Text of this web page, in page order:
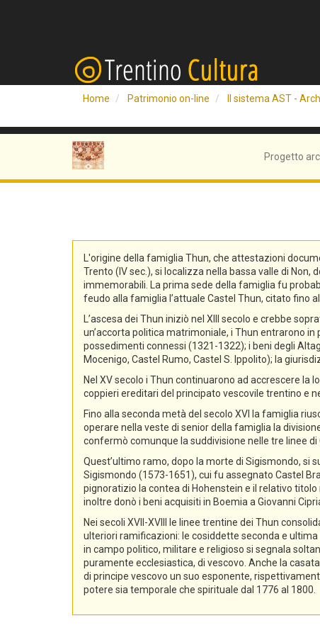
Home Patrimonio on-line Il sistema AST -
Progetto
L'origine della famiglia Thun, che attestazioni
Trento (IV sec.), si localizza nella bassa valle di
immemorabili. La prima sede della famiglia fu
feudo alla famiglia l’attuale Castel Thun, citato fino
L’ascesa dei Thun iniziò nel XIII secolo e crebbe
un’accorta politica matrimoniale, i Thun entrarono
possedimenti connessi (1321-1322); i beni degli
Mocenigo, Castel Rumo, Castel S. Ippolito); la
Nel XV secolo i Thun continuarono ad accrescere
coppieri ereditari del principato vescovile trentino e
Fino alla seconda metà del secolo XVI la famiglia
operare nella veste di senior della famiglia la
confermò comunque la suddivisione nelle tre linee
Quest’ultimo ramo, dopo la morte di Sigismondo, si
Sigismondo (1573-1651), cui fu assegnato Castel
pignoratizio la contea di Hohenstein e il relativo
inoltre donò i beni acquisiti in Boemia a Giovanni
Nei secoli XVII-XVIII le linee trentine dei Thun
ulteriori ramificazioni: le cosiddette seconda e ultima
in campo politico, militare e religioso si segnala
puramente ecclesiastica, di vescovo. Anche la
di principe vescovo un suo esponente,
potere sia temporale che spirituale dal 1776 al 1800.